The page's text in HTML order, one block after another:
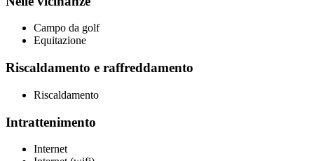
Campo da golf
Equitazione
Riscaldamento e raffreddamento
Riscaldamento
Intrattenimento
Internet